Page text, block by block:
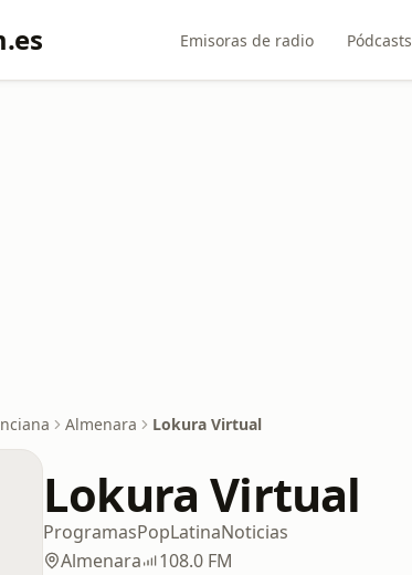
Emisoras de radio Pódcasts
Almenara Lokura Virtual
Lokura Virtual
ProgramasPopLatinaNoticias
Almenara
108.0 FM